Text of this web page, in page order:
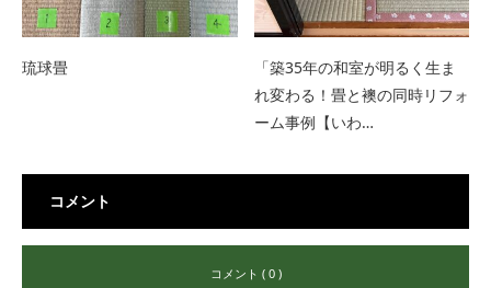
琉球畳
「築35年の和室が明るく生ま
れ変わる！畳と襖の同時リフォ
ーム事例【いわ…
コメント
コメント ( 0 )